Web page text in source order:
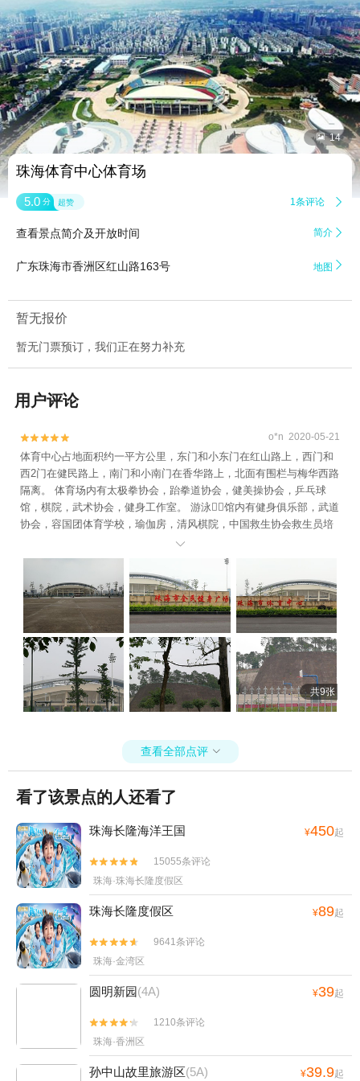
 14
珠海体育中心体育场
5.0 分 超赞 1条评论 
查看景点简介及开放时间 简介 
广东珠海市香洲区红山路163号 地图 
暂无报价
暂无门票预订，我们正在努力补充
用户评论

 o*n 2020-05-21
体育中心占地面积约一平方公里，东门和小东门在红山路上，西门和
西2门在健民路上，南门和小南门在香华路上，北面有围栏与梅华西路
隔离。 体育场内有太极拳协会，跆拳道协会，健美操协会，乒乓球
馆，棋院，武术协会，健身工作室。 游泳🏊🏻馆内有健身俱乐部，武道
协会，容国团体育学校，瑜伽房，清风棋院，中国救生协会救生员培
训中心。 体育馆内有保龄球中心和铭将桌球。 全民健身广场上有露天
足球场，篮球场，乒乓球桌，为市民健身运动提供了良好的场所。

共9张
查看全部点评 
看了该景点的人还看了
珠海长隆海洋王国 ¥450起


15055条评论
珠海·珠海长隆度假区
珠海长隆度假区 ¥89起


9641条评论
珠海·金湾区
圆明新园(4A) ¥39起


1210条评论
珠海·香洲区
孙中山故里旅游区(5A) ¥39.9起
